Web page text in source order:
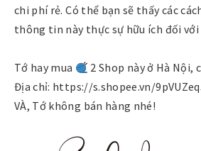
chi phí rẻ. Có thể bạn sẽ thấy các
thông tin này thực sự hữu ích đối
Tớ hay mua
2 Shop này ở Hà
Địa chỉ: https://s.shopee.vn/
VÀ, Tớ không bán hàng nhé!